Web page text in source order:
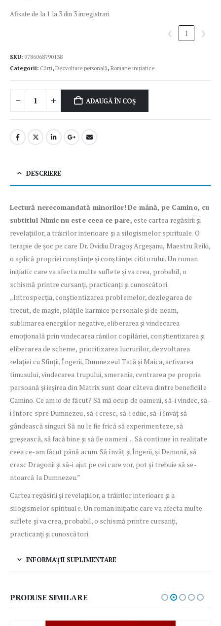
Afisate de la 1 la 3 din 3 inregistrari
❮ 1 ❯
SKU: 9786068790138
Categorii: Cărți, Dezvoltare personală, Romane inițiatice
ADAUGĂ ÎN COȘ
DESCRIERE
Lectură nerecomandată minorilor!De mână, pe Camino, cu
subtitlul Nimic nu este ceea ce pare, este cartea regăsirii și
revelațiilor, a trăirilor interioare și a silogismelor spirituale. O
terapie de șoc pe care Dr. Ovidiu Dragoș Argeșanu, Maestru Reiki,
o aplică propriei conștiințe și conștiinței cititorului. Un roman
inițiatic care va afecta multe suflete și va crea, probabil, o
schismă printre cursanți, practicanți și cunoscători.
„Introspecția, conștientizarea problemelor, dezlegarea de
trecut, de magie, plățile karmice personale și de neam,
sublimarea energiilor negative, eliberarea și vindecarea
emoțională prin vindecarea rănilor copilăriei, conștientizarea și
eliberarea de scheme, prioritizarea lucrurilor, dezvoltarea
relației cu Sfinții, Îngerii, Dumnezeul Tată și Maica, activarea
timusului, vindecarea trupului, smerenia, centrarea pe propria
persoană și ieșirea din Matrix sunt doar câteva dintre beneficiile
Camino. Ce am io de făcut? Să mă ocup de oameni, să-i vindec, să-
i întorc spre Dumnezeu, să-i cresc, să-i educ, să-i învăț să
gândească singuri. Să nu le fie frică să experimenteze, să
greșească, să facă bine și să fie oameni… Să continue în realitate
ceea ce-am făcut până acum. Să învăț și Îngerii, și Demonii, să
cresc Dragonii și să-i ajut pe cei care vor, pot și trebuie să se-
ntoarcă la Dumnezeu.”
Cartea regăsirii și revelațiilor, a trăirilor interioare și a
silogismelor spirituale. Un roman inițiatic care va afecta multe
suflete și va crea, probabil, o schismă printre cursanți,
practicanți și cunoscători.
INFORMAȚII SUPLIMENTARE
PRODUSE SIMILARE